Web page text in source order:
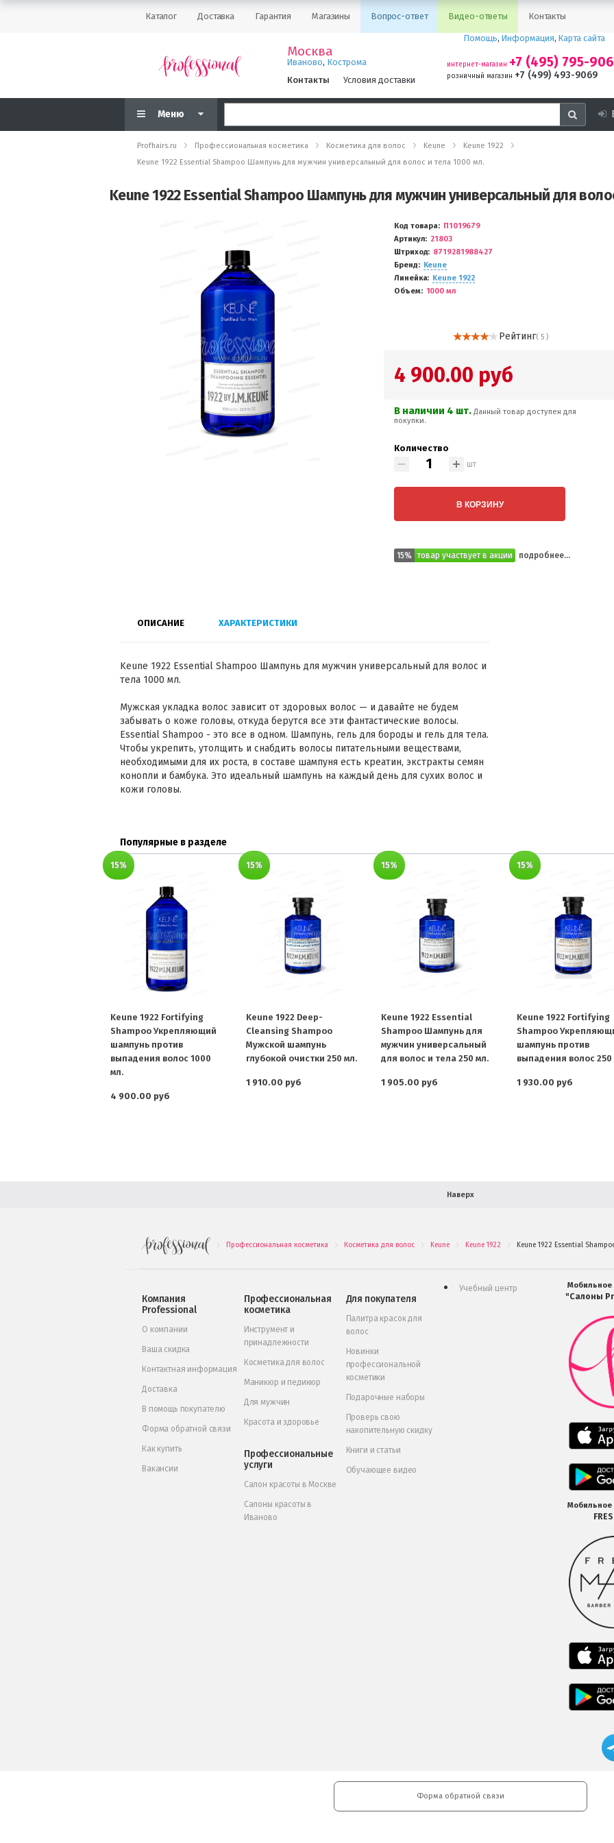
Каталог Доставка Гарантия Магазины Вопрос-ответ Видео-ответы Контакты
Москва
Иваново, Кострома
Контакты
Условия доставки
Помощь, Информация, Карта сайта
интернет-магазин +7 (495) 795-
розничный магазин +7 (499) 493-9069
Меню
Profhairs.ru Профессиональная косметика Косметика для волос Keune
Keune 1922
Keune 1922 Essential Shampoo Шампунь для мужчин универсальный для волос и тела 1000 мл.
Keune 1922 Essential Shampoo Шампунь для мужчин универсальный для
Код товара
П1019679
Артикул
21803
Штриход
8719281988427
Бренд
Keune
Линейка
Keune 1922
Объем
1000 мл
Рейтинг( 5 )
4 900.00 руб
В наличии 4 шт.Данный товар доступен для
покупки.
Количество
шт
В КОРЗИНУ
15% товар участвует в акции подробнее...
ОПИСАНИЕ ХАРАКТЕРИСТИКИ
Keune 1922 Essential Shampoo Шампунь для мужчин универсальный для волос и
тела 1000 мл.
Мужская укладка волос зависит от здоровых волос — и давайте не будем
забывать о коже головы, откуда берутся все эти фантастические волосы.
Essential Shampoo - это все в одном. Шампунь, гель для бороды и гель для тела.
Чтобы укрепить, утолщить и снабдить волосы питательными веществами,
необходимыми для их роста, в составе шампуня есть креатин, экстракты семян
конопли и бамбука. Это идеальный шампунь на каждый день для сухих волос и
кожи головы.
Популярные в разделе
15%
Keune 1922 Fortifying
Shampoo Укрепляющий
шампунь против
выпадения волос 1000
мл.
4 900.00 руб
15%
Keune 1922 Deep-
Cleansing Shampoo
Мужской шампунь
глубокой очистки 250 мл.
1 910.00 руб
15%
Keune 1922 Essential
Shampoo Шампунь для
мужчин универсальный
для волос и тела 250 мл.
1 905.00 руб
15%
Keune 1922 Fortifying
Shampoo
шампунь против
выпадения волос 250
1 930.00 руб
Наверх
Профессиональная косметика Косметика для волос Keune Keune 1922 Keune 1922 Essential
Компания
Professional
О компании
Ваша скидка
Контактная информация
Доставка
В помощь покупателю
Форма обратной связи
Как купить
Вакансии
Профессиональная
косметика
Инструмент и
принадлежности
Косметика для волос
Маникюр и педикюр
Для мужчин
Красота и здоровье
Профессиональные
услуги
Салон красоты в Москве
Салоны красоты в
Иваново
Для покупателя
Палитра красок для
волос
Новинки
профессиональной
косметики
Подарочные наборы
Проверь свою
накопительную скидку
Книги и статьи
Обучающее видео
Учебный центр Мобильное
"Салоны
Мобильное
Форма обратной связи